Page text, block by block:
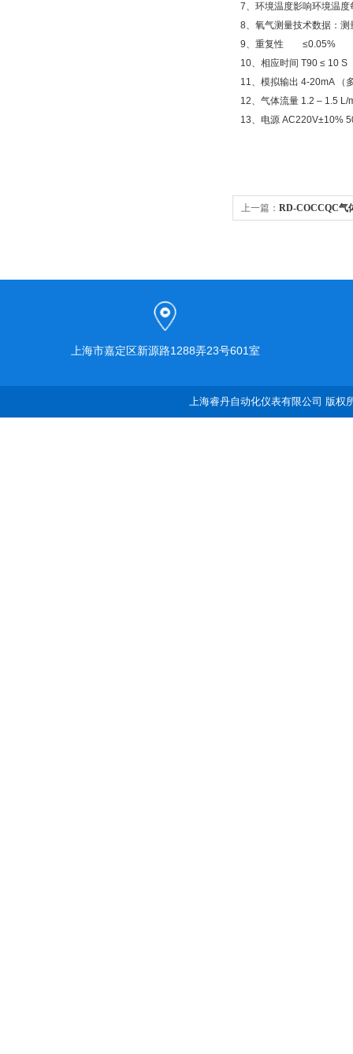
7、环境温度影响环境温
8、氧气测量技术数据：
9、重复性 ≤0.05%
10、相应时间 T90 ≤ 10 S
11、模拟输出 4-20mA （
12、气体流量 1.2 – 1.5 L/
13、电源 AC220V±10%
上一篇： RD-COCCQC气
上海市嘉定区新源路1288弄23号601室
上海睿丹自动化仪表有限公司 版权